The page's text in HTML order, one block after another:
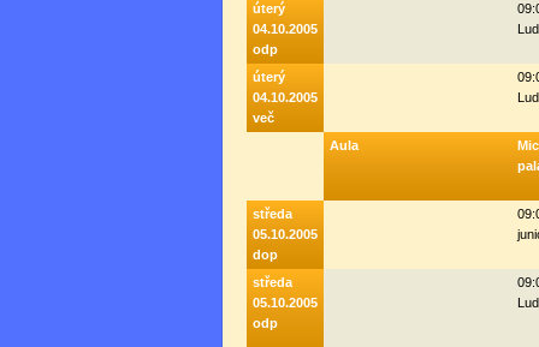
úterý
04.10.2005
odp
úterý
04.10.2005
več
Aula
středa
05.10.2005
dop
středa
05.10.2005
odp